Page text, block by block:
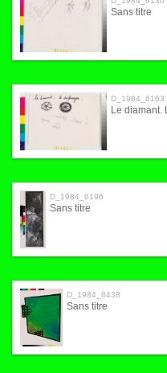
Sans titre
D_1984_6163
Le diamant.
D_1984_6196
Sans titre
D_1984_8438
Sans titre